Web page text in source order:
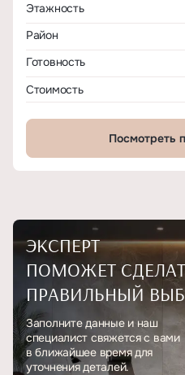
Этажность
Район
Готовность
Стоимость
Посмотреть
ЭКСПЕРТ
ПОМОЖЕТ
ПРАВИЛЬНЫЙ
Заполните данные и наш
специалист свяжется с вами
в ближайшее время для
уточнения деталей.